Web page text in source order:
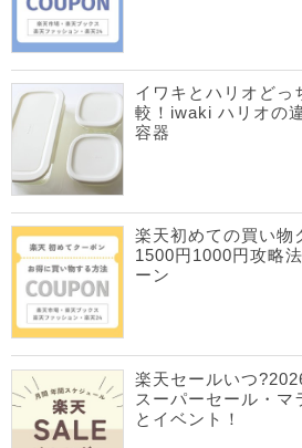
イワキとハリオどっ
較！iwaki ハリオの
容器
楽天初めての買い物
1500円1000円攻略
ーン
楽天セールいつ
スーパーセール・マ
とイベント！